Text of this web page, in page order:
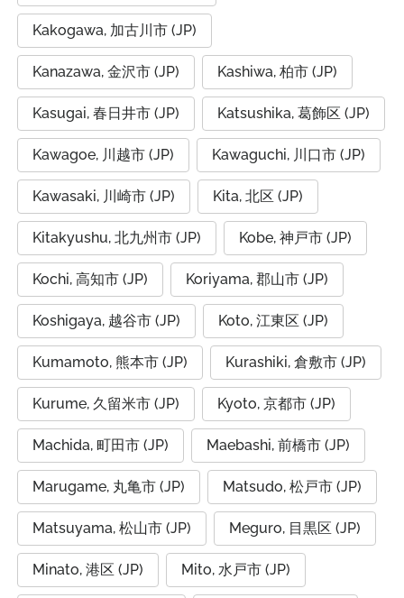
Kakogawa, 加古川市 (JP)
Kanazawa, 金沢市 (JP) Kashiwa, 柏市 (JP)
Kasugai, 春日井市 (JP) Katsushika, 葛飾区 (JP)
Kawagoe, 川越市 (JP) Kawaguchi, 川口市 (JP)
Kawasaki, 川崎市 (JP) Kita, 北区 (JP)
Kitakyushu, 北九州市 (JP) Kobe, 神戸市 (JP)
Kochi, 高知市 (JP) Koriyama, 郡山市 (JP)
Koshigaya, 越谷市 (JP) Koto, 江東区 (JP)
Kumamoto, 熊本市 (JP) Kurashiki, 倉敷市 (JP)
Kurume, 久留米市 (JP) Kyoto, 京都市 (JP)
Machida, 町田市 (JP) Maebashi, 前橋市 (JP)
Marugame, 丸亀市 (JP) Matsudo, 松戸市 (JP)
Matsuyama, 松山市 (JP) Meguro, 目黒区 (JP)
Minato, 港区 (JP) Mito, 水戸市 (JP)